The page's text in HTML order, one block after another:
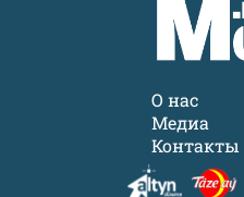
О нас
Медиа
Контакты